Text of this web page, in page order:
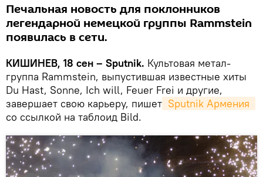
Печальная новость для поклонников
легендарной немецкой группы Rammstein
появилась в сети.
КИШИНЕВ, 18 сен – Sputnik. Культовая метал-
группа Rammstein, выпустившая известные хиты
Du Hast, Sonne, Ich will, Feuer Frei и другие,
завершает свою карьеру, пишет
со ссылкой на таблоид Bild.